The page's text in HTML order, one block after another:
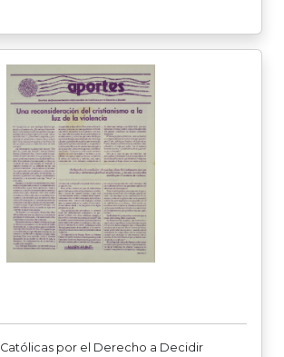
Católicas por el Derecho a Decidir